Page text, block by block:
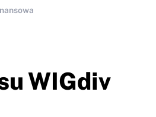
WIGdiv